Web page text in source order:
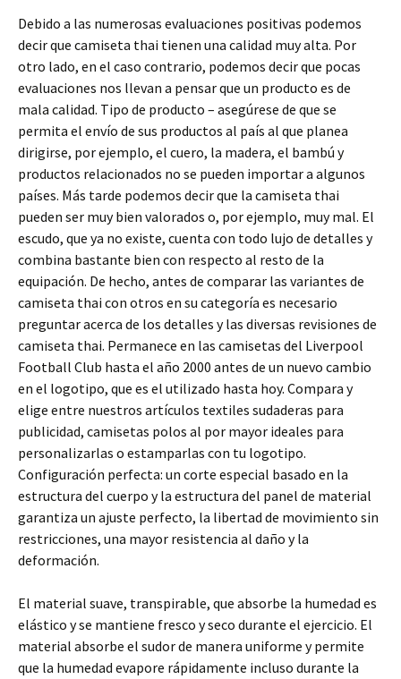
Debido a las numerosas evaluaciones positivas podemos
decir que camiseta thai tienen una calidad muy alta. Por
otro lado, en el caso contrario, podemos decir que pocas
evaluaciones nos llevan a pensar que un producto es de
mala calidad. Tipo de producto – asegúrese de que se
permita el envío de sus productos al país al que planea
dirigirse, por ejemplo, el cuero, la madera, el bambú y
productos relacionados no se pueden importar a algunos
países. Más tarde podemos decir que la camiseta thai
pueden ser muy bien valorados o, por ejemplo, muy mal. El
escudo, que ya no existe, cuenta con todo lujo de detalles y
combina bastante bien con respecto al resto de la
equipación. De hecho, antes de comparar las variantes de
camiseta thai con otros en su categoría es necesario
preguntar acerca de los detalles y las diversas revisiones de
camiseta thai. Permanece en las camisetas del Liverpool
Football Club hasta el año 2000 antes de un nuevo cambio
en el logotipo, que es el utilizado hasta hoy. Compara y
elige entre nuestros artículos textiles sudaderas para
publicidad, camisetas polos al por mayor ideales para
personalizarlas o estamparlas con tu logotipo.
Configuración perfecta: un corte especial basado en la
estructura del cuerpo y la estructura del panel de material
garantiza un ajuste perfecto, la libertad de movimiento sin
restricciones, una mayor resistencia al daño y la
deformación.
El material suave, transpirable, que absorbe la humedad es
elástico y se mantiene fresco y seco durante el ejercicio. El
material absorbe el sudor de manera uniforme y permite
que la humedad evapore rápidamente incluso durante la